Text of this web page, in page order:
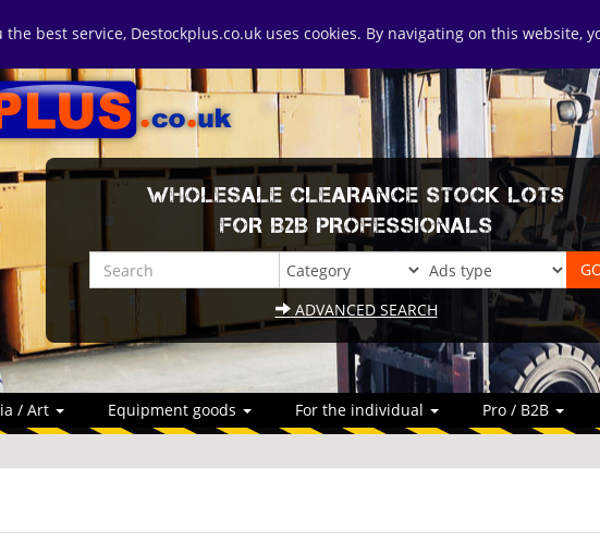
best service, Destockplus.co.uk uses cookies. By navigating on this website,
WHOLESALE CLEARANCE STOCK LOTS
FOR B2B PROFESSIONALS
ADVANCED SEARCH
/ Art Equipment goods For the individual Pro / B2B